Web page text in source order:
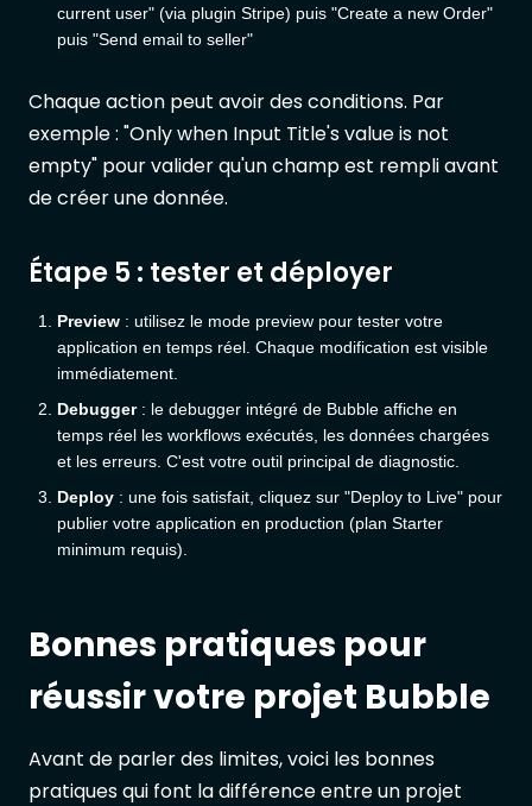
current user" (via plugin Stripe) puis "Create a new Order"
puis "Send email to seller"
Chaque action peut avoir des conditions. Par
exemple : "Only when Input Title's value is not
empty" pour valider qu'un champ est rempli avant
de créer une donnée.
Étape 5 : tester et déployer
Preview : utilisez le mode preview pour tester votre
application en temps réel. Chaque modification est visible
immédiatement.
Debugger: le debugger intégré de Bubble affiche en
temps réel les workflows exécutés, les données chargées
et les erreurs. C'est votre outil principal de diagnostic.
Deploy : une fois satisfait, cliquez sur "Deploy to Live" pour
publier votre application en production (plan Starter
minimum requis).
Bonnes pratiques pour
réussir votre projet Bubble
Avant de parler des limites, voici les bonnes
pratiques qui font la différence entre un projet